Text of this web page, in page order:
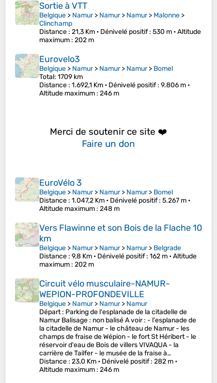
Sortie à VTT
Belgique > Namur> Namur> Namur> Malonne >
Clinchamp
Distance : 21,3 Km • Dénivelé positif: 530 m •Altitude
maximum : 202 m
Eurovelo3
Belgique > Namur> Namur> Namur> Bomel
Total: 1709 km
Distance : 1.692,1 Km • Dénivelé positif: 9.806 m •
Altitude maximum : 246 m
Merci de soutenir ce site ❤️
Faire un don
EuroVélo 3
Belgique > Namur> Namur> Namur> Bomel
Distance : 1.047,2 Km • Dénivelé positif: 5.267 m •
Altitude maximum : 248 m
Vers Flawinne et son Bois de la Flache 10
km
Belgique > Namur> Namur> Namur> Belgrade
Distance : 9,8 Km • Dénivelé positif: 162 m •Altitude
maximum : 202 m
Circuit vélo musculaire-NAMUR-
WEPION-PROFONDEVILLE
Belgique > Namur> Namur> Namur
Départ : Parking de l'esplanade de la citadelle de
Namur Balisage : non balisé A voir : - l'esplanade de
la citadelle de Namur - le château de Namur - les
champs de fraise de Wépion - le fort St Héribert - le
réservoir d'eau de Bois de villers VIVAQUA - la
carrière de Tailfer - le musée de la fraise à…
Distance : 23,0 Km • Dénivelé positif: 282 m •
Altitude maximum : 246 m